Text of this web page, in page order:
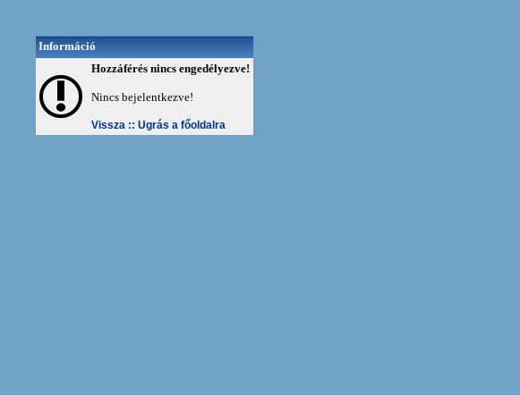
Információ
Hozzáférés nincs engedélyezve!
Nincs bejelentkezve!
Vissza :: Ugrás a főoldalra